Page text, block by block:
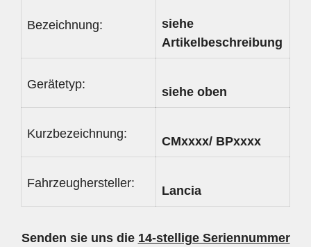
Bezeichnung:
siehe
Artikelbeschreibung
Gerätetyp:
siehe oben
Kurzbezeichnung:
CMxxxx/ BPxxxx
Fahrzeughersteller:
Lancia
Senden sie uns die 14-stellige Seriennummer